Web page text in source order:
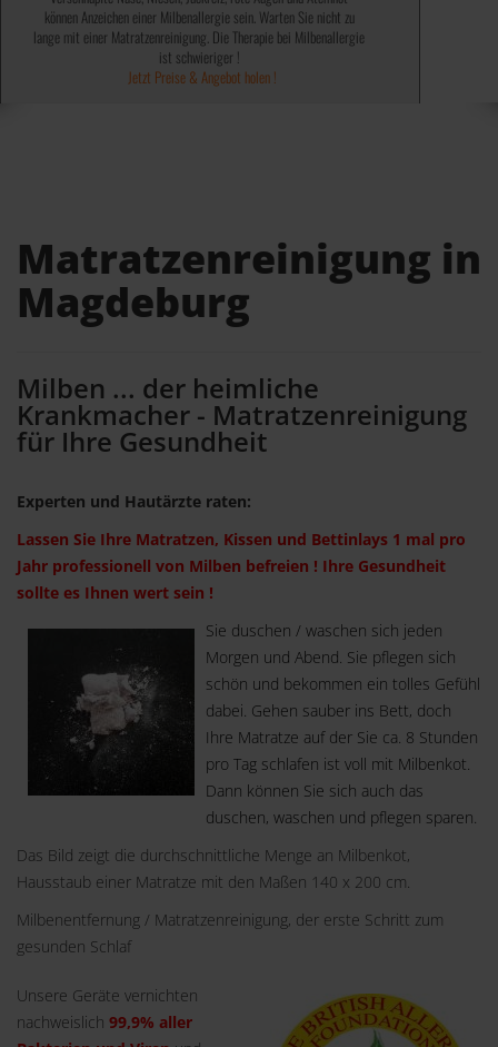
können Anzeichen einer Milbenallergie sein. Warten Sie nicht zu
lange mit einer Matratzenreinigung. Die Therapie bei Milbenallergie
ist schwieriger !
Jetzt Preise & Angebot holen !
✓ Abtöten von 99,9% Bakterien, Keime, Viren und Sporen ✓
✓ Wird von einigen Kassen bezahlt ✓
Jetzt Preise & Angebot holen !
✓ 100% ohne chemische Mittel ✓
✓ Keine teuren Spray´s notwendig ✓
✓ Kosten steuerlich absetzbar ✓
Jetzt Preise & Angebot holen !
Matratzenreinigung in
Magdeburg
Milben ... der heimliche
Krankmacher - Matratzenreinigung
für Ihre Gesundheit
Experten und Hautärzte raten:
Lassen Sie Ihre Matratzen, Kissen und Bettinlays 1 mal pro
Jahr professionell von Milben befreien ! Ihre Gesundheit
sollte es Ihnen wert sein !
Sie duschen / waschen sich jeden
Morgen und Abend. Sie pflegen sich
schön und bekommen ein tolles Gefühl
dabei. Gehen sauber ins Bett, doch
Ihre Matratze auf der Sie ca. 8 Stunden
pro Tag schlafen ist voll mit Milbenkot.
Dann können Sie sich auch das
duschen, waschen und pflegen sparen.
Das Bild zeigt die durchschnittliche Menge an Milbenkot,
Hausstaub einer Matratze mit den Maßen 140 x 200 cm.
Milbenentfernung / Matratzenreinigung, der erste Schritt zum
gesunden Schlaf
Unsere Geräte vernichten
nachweislich 99,9% aller